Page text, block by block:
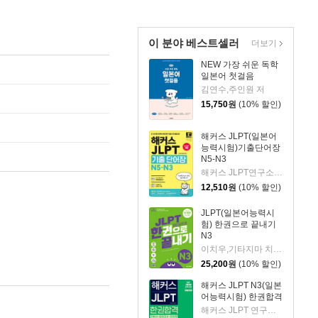
이 분야 베스트셀러
NEW 가장 쉬운 독학
일본어 첫걸음
김연수,주인원 저
15,750원 (10% 할인)
해커스 JLPT(일본어
능력시험)기출단어장
N5-N3
해커스 JLPT연구소 저
12,510원 (10% 할인)
JLPT(일본어능력시
험) 한권으로 끝내기
N3
이치우,기타지마 치즈코,김윤선,도리이 마이코 저
25,200원 (10% 할인)
해커스 JLPT N3(일본
어능력시험) 한권합격
해커스 JLPT 연구소 저
더보기